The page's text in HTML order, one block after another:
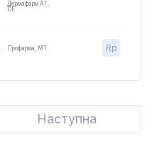
Дермафарм АГ,
DE
Профарма MT Rp
Наступна